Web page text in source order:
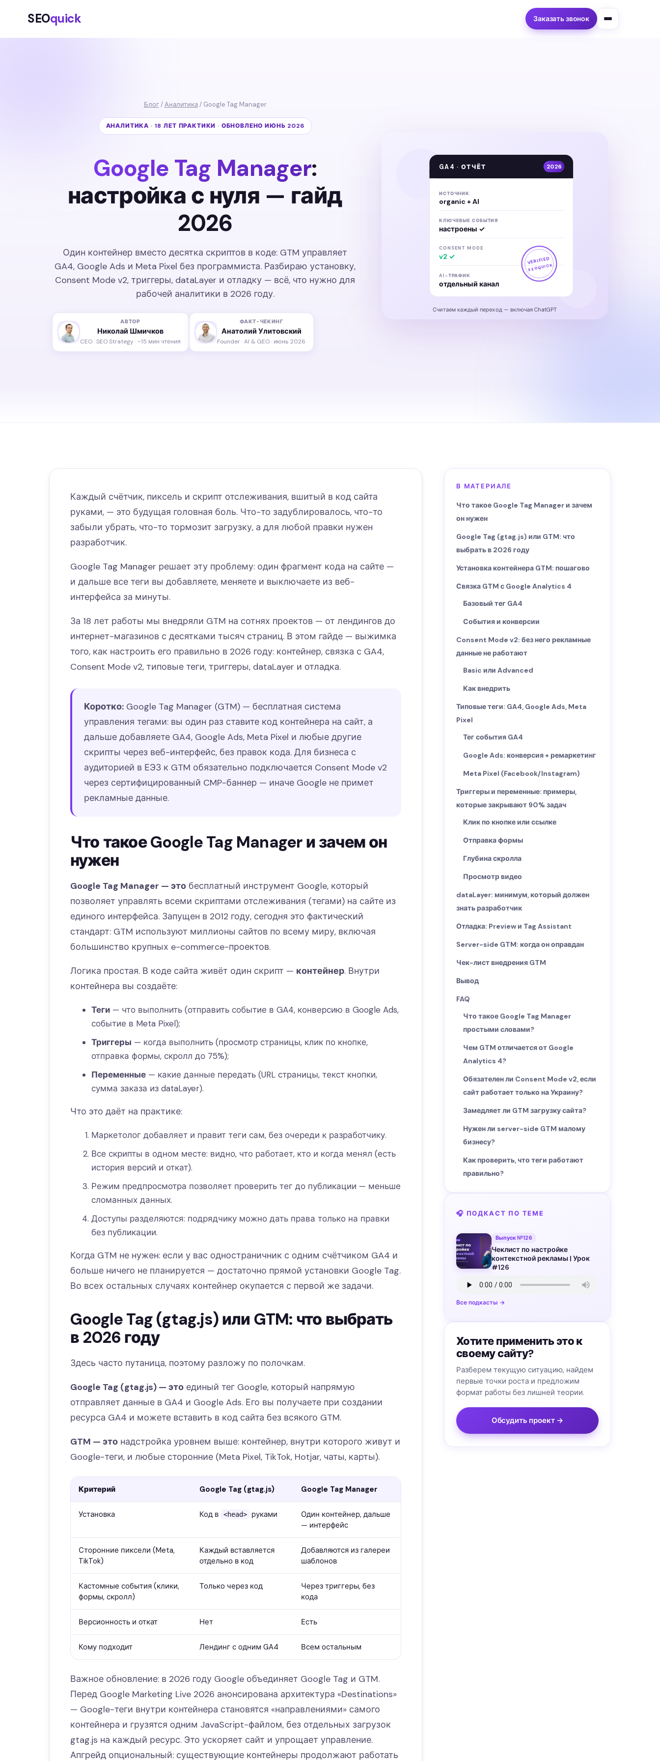
SEOquick Заказать звонок
Блог/Аналитика/ Google Tag Manager
АНАЛИТИКА · 18 ЛЕТ ПРАКТИКИ · ОБНОВЛЕНО ИЮНЬ 2026
Google Tag Manager:
настройка с нуля — гайд
2026
Один контейнер вместо десятка скриптов в коде: GTM управляет
GA4, Google Ads и Meta Pixel без программиста. Разбираю установку,
Consent Mode v2, триггеры, dataLayer и отладку — всё, что нужно для
рабочей аналитики в 2026 году.
АВТОР
Николай Шмичков
CEO · SEO Strategy · ~15 мин чтения
ФАКТ-ЧЕКИНГ
Анатолий Улитовский
Founder · AI & GEO · июнь 2026
GA4 · ОТЧЁТ 2026
ИСТОЧНИК
organic + AI
КЛЮЧЕВЫЕ СОБЫТИЯ
настроены ✓
CONSENT MODE
v2 ✓
AI-ТРАФИК
отдельный канал
VERIFIED
SEOQUICK
Считаем каждый переход — включая ChatGPT
Каждый счётчик, пиксель и скрипт отслеживания, вшитый в код сайта
руками, — это будущая головная боль. Что-то задублировалось, что-то
забыли убрать, что-то тормозит загрузку, а для любой правки нужен
разработчик.
Google Tag Manager решает эту проблему: один фрагмент кода на сайте —
и дальше все теги вы добавляете, меняете и выключаете из веб-
интерфейса за минуты.
За 18 лет работы мы внедряли GTM на сотнях проектов — от лендингов до
интернет-магазинов с десятками тысяч страниц. В этом гайде — выжимка
того, как настроить его правильно в 2026 году: контейнер, связка с GA4,
Consent Mode v2, типовые теги, триггеры, dataLayer и отладка.
Коротко: Google Tag Manager (GTM) — бесплатная система
управления тегами: вы один раз ставите код контейнера на сайт, а
дальше добавляете GA4, Google Ads, Meta Pixel и любые другие
скрипты через веб-интерфейс, без правок кода. Для бизнеса с
аудиторией в ЕЭЗ к GTM обязательно подключается Consent Mode v2
через сертифицированный CMP-баннер — иначе Google не примет
рекламные данные.
Что такое Google Tag Manager и зачем он
нужен
Google Tag Manager — это бесплатный инструмент Google, который
позволяет управлять всеми скриптами отслеживания (тегами) на сайте из
единого интерфейса. Запущен в 2012 году, сегодня это фактический
стандарт: GTM используют миллионы сайтов по всему миру, включая
большинство крупных e-commerce-проектов.
Логика простая. В коде сайта живёт один скрипт — контейнер. Внутри
контейнера вы создаёте:
Теги— что выполнить (отправить событие в GA4, конверсию в Google Ads,
событие в Meta Pixel);
Триггеры — когда выполнить (просмотр страницы, клик по кнопке,
отправка формы, скролл до 75%);
Переменные— какие данные передать (URL страницы, текст кнопки,
сумма заказа из dataLayer).
Что это даёт на практике:
Маркетолог добавляет и правит теги сам, без очереди к разработчику.
Все скрипты в одном месте: видно, что работает, кто и когда менял (есть
история версий и откат).
Режим предпросмотра позволяет проверить тег до публикации — меньше
сломанных данных.
Доступы разделяются: подрядчику можно дать права только на правки
без публикации.
Когда GTM не нужен: если у вас одностраничник с одним счётчиком GA4 и
больше ничего не планируется — достаточно прямой установки Google Tag.
Во всех остальных случаях контейнер окупается с первой же задачи.
Google Tag (gtag.js) или GTM: что выбрать
в 2026 году
Здесь часто путаница, поэтому разложу по полочкам.
Google Tag (gtag.js) — это единый тег Google, который напрямую
отправляет данные в GA4 и Google Ads. Его вы получаете при создании
ресурса GA4 и можете вставить в код сайта без всякого GTM.
GTM — это надстройка уровнем выше: контейнер, внутри которого живут и
Google-теги, и любые сторонние (Meta Pixel, TikTok, Hotjar, чаты, карты).
Критерий Google Tag (gtag.js) Google Tag Manager
Установка Код в <head> руками
Один контейнер, дальше
— интерфейс
Сторонние пиксели (Meta,
TikTok)
Каждый вставляется
отдельно в код
Добавляются из галереи
шаблонов
Кастомные события (клики,
формы, скролл)
Только через код
Через триггеры, без
кода
Версионность и откат Нет Есть
Кому подходит Лендинг с одним GA4 Всем остальным
Важное обновление: в 2026 году Google объединяет Google Tag и GTM.
Перед Google Marketing Live 2026 анонсирована архитектура «Destinations»
— Google-теги внутри контейнера становятся «направлениями» самого
контейнера и грузятся одним JavaScript-файлом, без отдельных загрузок
gtag.js на каждый ресурс. Это ускоряет сайт и упрощает управление.
Апгрейд опциональный: существующие контейнеры продолжают работать
В МАТЕРИАЛЕ
Что такое Google Tag Manager и зачем
он нужен
Google Tag (gtag.js) или GTM: что
выбрать в 2026 году
Установка контейнера GTM: пошагово
Связка GTM с Google Analytics 4
Базовый тег GA4
События и конверсии
Consent Mode v2: без него рекламные
данные не работают
Basic или Advanced
Как внедрить
Типовые теги: GA4, Google Ads, Meta
Pixel
Тег события GA4
Google Ads: конверсия + ремаркетинг
Meta Pixel (Facebook/Instagram)
Триггеры и переменные: примеры,
которые закрывают 90% задач
Клик по кнопке или ссылке
Отправка формы
Глубина скролла
Просмотр видео
dataLayer: минимум, который должен
знать разработчик
Отладка: Preview и Tag Assistant
Server-side GTM: когда он оправдан
Чек-лист внедрения GTM
Вывод
FAQ
Что такое Google Tag Manager
простыми словами?
Чем GTM отличается от Google
Analytics 4?
Обязателен ли Consent Mode v2, если
сайт работает только на Украину?
Замедляет ли GTM загрузку сайта?
Нужен ли server-side GTM малому
бизнесу?
Как проверить, что теги работают
правильно?
🎧 ПОДКАСТ ПО ТЕМЕ
Выпуск №126
Чеклист по настройке
контекстной рекламы | Урок
#126
Все подкасты →
Хотите применить это к
своему сайту?
Разберем текущую ситуацию, найдем
первые точки роста и предложим
формат работы без лишней теории.
Обсудить проект →